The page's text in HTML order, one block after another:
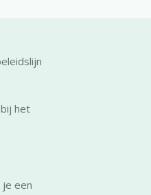
het
een